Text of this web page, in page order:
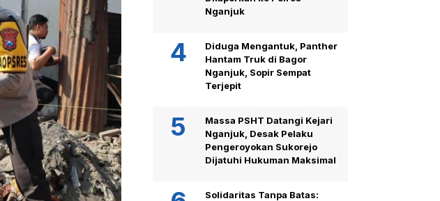
Nganjuk
Diduga Mengantuk, Panther
Hantam Truk di Bagor
Nganjuk, Sopir Sempat
Terjepit
Massa PSHT Datangi Kejari
Nganjuk, Desak Pelaku
Pengeroyokan Sukorejo
Dijatuhi Hukuman Maksimal
Solidaritas Tanpa Batas: